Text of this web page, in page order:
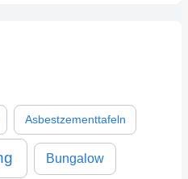
Asbestzementtafeln
Bungalow